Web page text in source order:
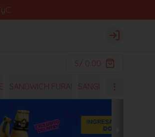
Login
S/ 0.00
SANDWICH FURAI SANGUCHES